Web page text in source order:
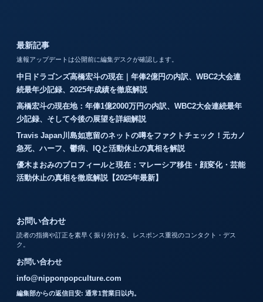
最新記事
速報アップデートは公開前に編集デスクが確認します。
中日ドラゴンズ高橋宏斗の現在｜年俸2億円の内訳、WBC2大会連
続最年少記録、2025年成績を徹底解説
高橋宏斗の現在地：年俸1億2000万円の内訳、WBC2大会連続最年
少記録、そして今後の展望を詳細解説
Travis Japan川島如恵留のネットの噂をファクトチェック！元カノ
急死、ハーフ、鬱病、IQと活動休止の真相を解説
優木まおみのプロフィールと現在：マレーシア移住・顔変化・芸能
活動休止の真相を徹底解説【2025年最新】
お問い合わせ
読者の指摘や訂正を素早く振り分ける、レスポンス重視のコンタクト・デス
ク。
お問い合わせ
info@nipponpopculture.com
編集部からの返信目安: 通常1営業日以内。